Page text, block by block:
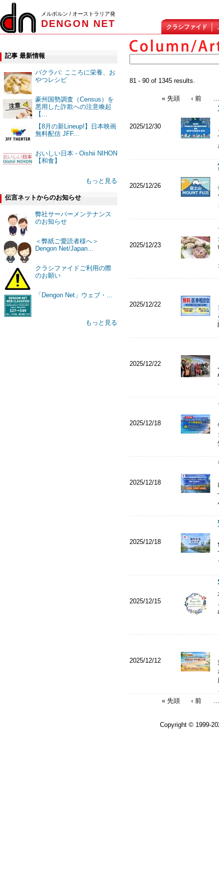
メルボルン / オーストラリア発
DENGON NET クラシファイド
記事 最新情報
バクラバ: こころに栄養、お
やつレシピ
豪州国勢調査（Census）を
悪用した詐欺への注意喚起
【...
【8月の新Lineup!】日本映画
無料配信 JFF...
おいしい日本 - Oishii NIHON
【和食】
もっと見る
伝言ネットからのお知らせ
弊社サーバーメンテナンス
のお知らせ
＜弊紙ご愛読者様へ＞
Dengon Net/Japan...
クラシファイドご利用の際
のお願い
「Dengon Net」ウェブ・...
もっと見る
81 - 90 of 1345 results.
« 先頭 ‹ 前
2025/12/30
2025/12/26
2025/12/23
2025/12/22
2025/12/22
2025/12/18
2025/12/18
2025/12/18
2025/12/15
2025/12/12
« 先頭
‹ 前
Copyright © 1999-